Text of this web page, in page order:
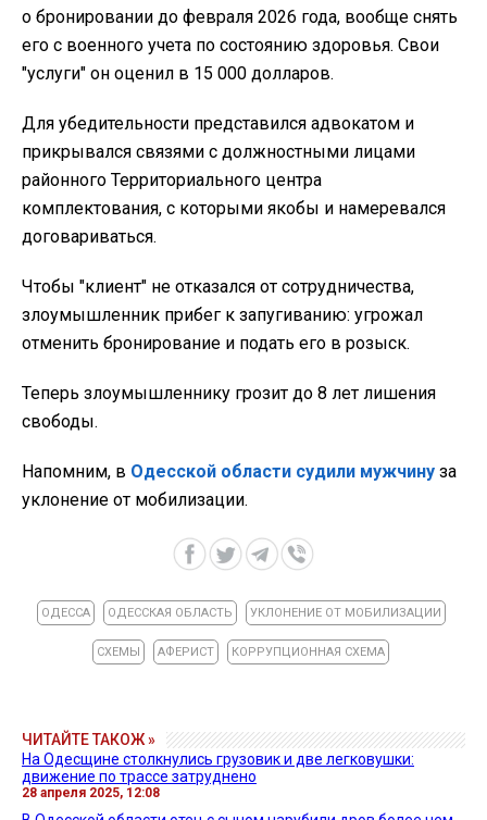
о бронировании до февраля 2026 года, вообще снять
его с военного учета по состоянию здоровья. Свои
"услуги" он оценил в 15 000 долларов.
Для убедительности представился адвокатом и
прикрывался связями с должностными лицами
районного Территориального центра
комплектования, с которыми якобы и намеревался
договариваться.
Чтобы "клиент" не отказался от сотрудничества,
злоумышленник прибег к запугиванию: угрожал
отменить бронирование и подать его в розыск.
Теперь злоумышленнику грозит до 8 лет лишения
свободы.
Напомним, в Одесской области судили мужчину за
уклонение от мобилизации.
ОДЕССА ОДЕССКАЯ ОБЛАСТЬ УКЛОНЕНИЕ ОТ МОБИЛИЗАЦИИ
СХЕМЫ АФЕРИСТ КОРРУПЦИОННАЯ СХЕМА
ЧИТАЙТЕ ТАКОЖ »
На Одесщине столкнулись грузовик и две легковушки:
движение по трассе затруднено
28 апреля 2025, 12:08